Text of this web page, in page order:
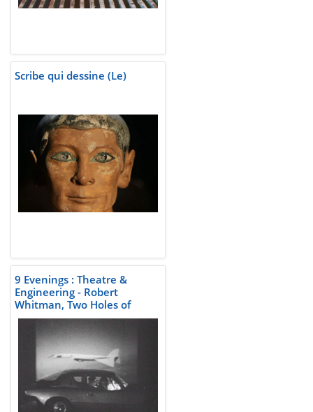
Scribe qui dessine (Le)
9 Evenings : Theatre &
Engineering - Robert
Whitman, Two Holes of
Water-3